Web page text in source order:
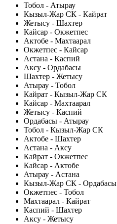
Тобол - Атырау
Кызыл-Жар СК - Кайрат
Жетысу - Шахтер
Кайсар - Окжетпес
Актобе - Махтаарал
Окжетпес - Кайсар
Астана - Каспий
Аксу - Ордабасы
Шахтер - Жетысу
Атырау - Тобол
Кайрат - Кызыл-Жар СК
Кайсар - Махтаарал
Жетысу - Каспий
Ордабасы - Атырау
Тобол - Кызыл-Жар СК
Актобе - Шахтер
Астана - Аксу
Кайрат - Окжетпес
Кайсар - Актобе
Атырау - Астана
Кызыл-Жар СК - Ордабасы
Окжетпес - Тобол
Махтаарал - Кайрат
Каспий - Шахтер
Аксу - Жетысу